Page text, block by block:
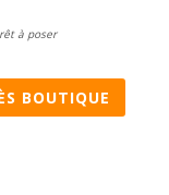
à poser
BOUTIQUE